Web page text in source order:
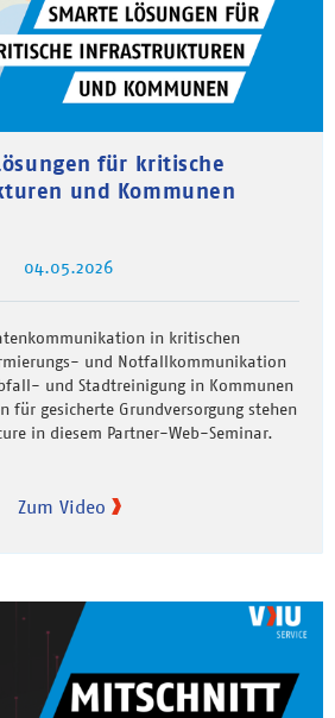
für kritische
und Kommunen
04.05.2026
in kritischen
und Notfallkommunikation
und Stadtreinigung in Kommunen
für gesicherte Grundversorgung stehen
in diesem Partner-Web-Seminar.
Zum Video